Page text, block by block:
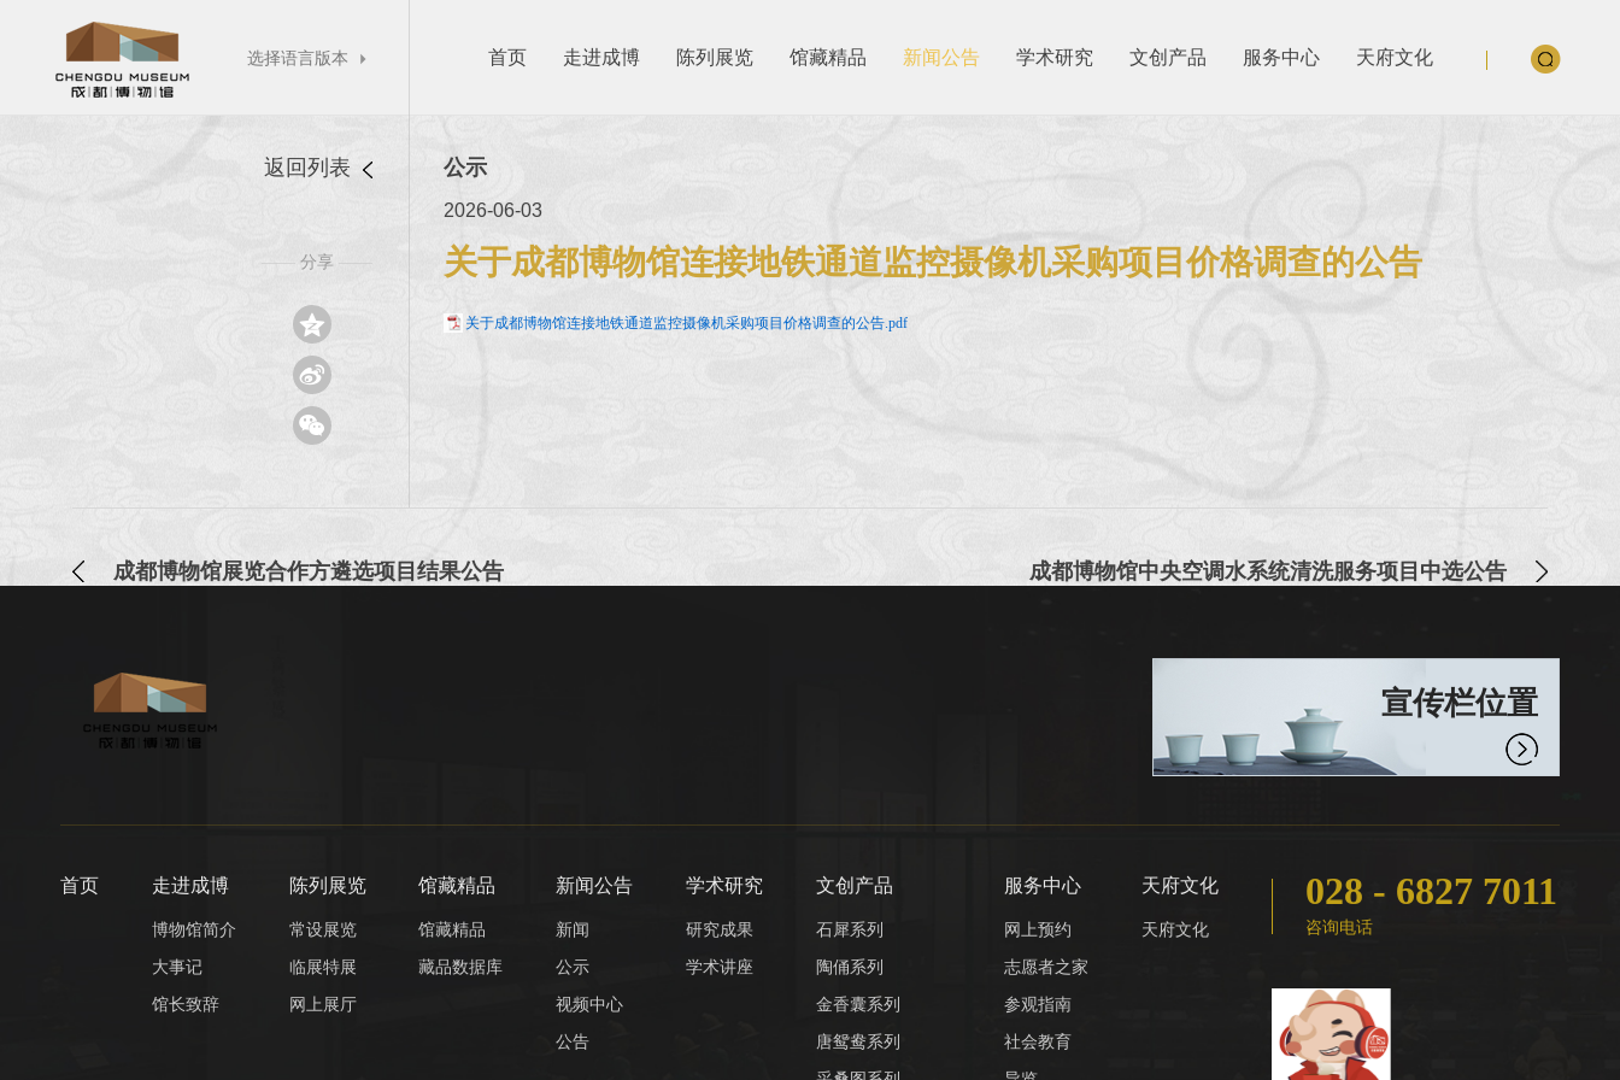
选择语言版本  首页 走进成博 陈列展览 馆藏精品 新闻公告 学术研究 文创产品 服务中心 天府文化
返回列表
—— 分享



公示
2026-06-03
关于成都博物馆连接地铁通道监控摄像机采购项目价格调查的公告
关于成都博物馆连接地铁通道监控摄像机采购项目价格调查的公告.pdf
成都博物馆展览合作方遴选项目结果公告 成都博物馆中央空调水系统清洗服务项目中选公告
宣传栏位置
首页 走进成博
博物馆简介
大事记
馆长致辞
陈列展览
常设展览
临展特展
网上展厅
馆藏精品
馆藏精品
藏品数据库
新闻公告
新闻
公示
视频中心
公告
学术研究
研究成果
学术讲座
文创产品
石犀系列
陶俑系列
金香囊系列
唐鸳鸯系列
服务中心
网上预约
志愿者之家
参观指南
社会教育
天府文化
天府文化
028 - 6827 7011
咨询电话